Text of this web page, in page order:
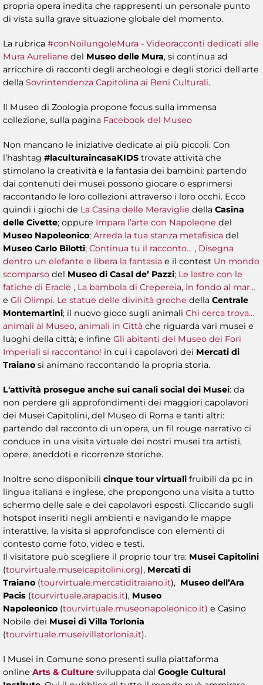
propria opera inedita che rappresenti un personale punto
di vista sulla grave situazione globale del momento.
La rubrica #conNoilungoleMura - Videoracconti dedicati alle
Mura Aureliane del Museo delle Mura, si continua ad
arricchire di racconti degli archeologi e degli storici dell'arte
della Sovrintendenza Capitolina ai Beni Culturali.
Il Museo di Zoologia propone focus sulla immensa
collezione, sulla pagina Facebook del Museo
Non mancano le iniziative dedicate ai più piccoli. Con
l’hashtag #laculturaincasaKIDS trovate attività che
stimolano la creatività e la fantasia dei bambini: partendo
dai contenuti dei musei possono giocare o esprimersi
raccontando le loro collezioni attraverso i loro occhi. Ecco
quindi i giochi de La Casina delle Meraviglie della Casina
delle Civette; oppure Impara l’arte con Napoleone del
Museo Napoleonico; Arreda la tua stanza metafisica del
Museo Carlo Bilotti; Continua tu il racconto... , Disegna
dentro un elefante e libera la fantasia e il contest Un mondo
scomparso del Museo di Casal de’ Pazzi; Le lastre con le
fatiche di Eracle , La bambola di Crepereia, In fondo al mar...
e Gli Olimpi. Le statue delle divinità greche della Centrale
Montemartini; il nuovo gioco sugli animali Chi cerca trova...
animali al Museo, animali in Città che riguarda vari musei e
luoghi della città; e infine Gli abitanti del Museo dei Fori
Imperiali si raccontano! in cui i capolavori dei Mercati di
Traiano si animano raccontando la propria storia.
L'attività prosegue anche sui canali social dei Musei: da
non perdere gli approfondimenti dei maggiori capolavori
dei Musei Capitolini, del Museo di Roma e tanti altri:
partendo dal racconto di un'opera, un fil rouge narrativo ci
conduce in una visita virtuale dei nostri musei tra artisti,
opere, aneddoti e ricorrenze storiche.
Inoltre sono disponibili cinque tour virtuali fruibili da pc in
lingua italiana e inglese, che propongono una visita a tutto
schermo delle sale e dei capolavori esposti. Cliccando sugli
hotspot inseriti negli ambienti e navigando le mappe
interattive, la visita si approfondisce con elementi di
contesto come foto, video e testi.
Il visitatore può scegliere il proprio tour tra: Musei Capitolini
(tourvirtuale.museicapitolini.org), Mercati di
Traiano (tourvirtuale.mercatiditraiano.it), Museo dell’Ara
Pacis (tourvirtuale.arapacis.it), Museo
Napoleonico (tourvirtuale.museonapoleonico.it) e Casino
Nobile dei Musei di Villa Torlonia
(tourvirtuale.museivillatorlonia.it).
I Musei in Comune sono presenti sulla piattaforma
online Arts & Culture sviluppata dal Google Cultural